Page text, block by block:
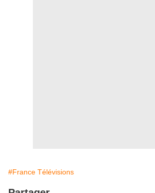
#France Télévisions